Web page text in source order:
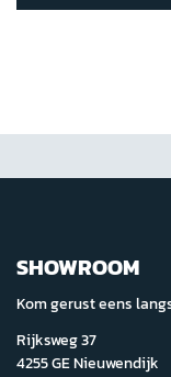
SHOWROOM
Kom gerust eens
Rijksweg 37
4255 GE Nieuwendijk